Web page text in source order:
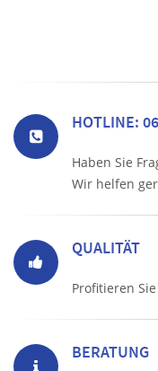
HOTLINE:
Haben Sie
Wir helfen
QUALITÄT
Profitieren
BERATUNG